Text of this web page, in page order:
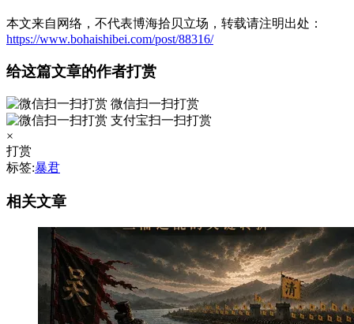
本文来自网络，不代表博海拾贝立场，转载请注明出处：
https://www.bohaishibei.com/post/88316/
给这篇文章的作者打赏
微信扫一扫打赏
支付宝扫一扫打赏
×
打赏
标签:暴君
相关文章